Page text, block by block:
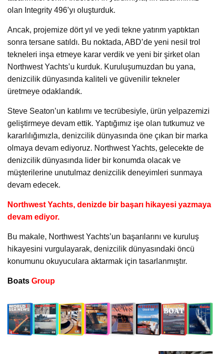
olan Integrity 496’yı oluşturduk.
Ancak, projemize dört yıl ve yedi tekne yatırım yaptıktan
sonra tersane satıldı. Bu noktada, ABD’de yeni nesil trol
tekneleri inşa etmeye karar verdik ve yeni bir şirket olan
Northwest Yachts’u kurduk. Kuruluşumuzdan bu yana,
denizcilik dünyasında kaliteli ve güvenilir tekneler
üretmeye odaklandık.
Steve Seaton’un katılımı ve tecrübesiyle, ürün yelpazemizi
geliştirmeye devam ettik. Yaptığımız işe olan tutkumuz ve
kararlılığımızla, denizcilik dünyasında öne çıkan bir marka
olmaya devam ediyoruz. Northwest Yachts, gelecekte de
denizcilik dünyasında lider bir konumda olacak ve
müşterilerine unutulmaz denizcilik deneyimleri sunmaya
devam edecek.
Northwest Yachts, denizde bir başarı hikayesi yazmaya
devam ediyor.
Bu makale, Northwest Yachts’un başarılarını ve kuruluş
hikayesini vurgulayarak, denizcilik dünyasındaki öncü
konumunu okuyuculara aktarmak için tasarlanmıştır.
Boats Group